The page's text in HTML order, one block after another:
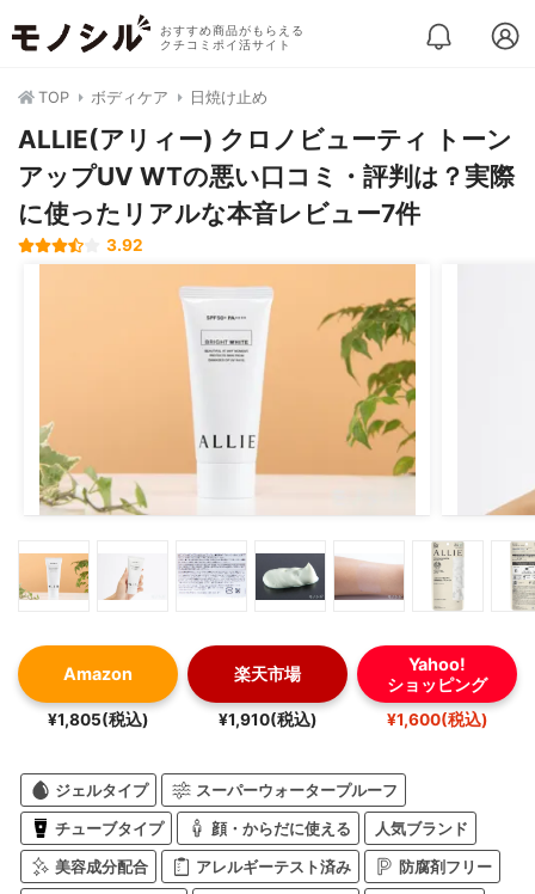
おすすめ商品がもらえる
クチコミポイ活サイト
TOP ボディケア 日焼け止め
ALLIE(アリィー) クロノビューティ トーン
アップUV WTの悪い口コミ・評判は？実際
に使ったリアルな本音レビュー7件
3.92
Amazon
¥1,805(税込)
楽天市場
¥1,910(税込)
Yahoo!
ショッピング
¥1,600(税込)
ジェルタイプ スーパーウォータープルーフ
チューブタイプ 顔・からだに使える 人気ブランド
美容成分配合 アレルギーテスト済み 防腐剤フリー